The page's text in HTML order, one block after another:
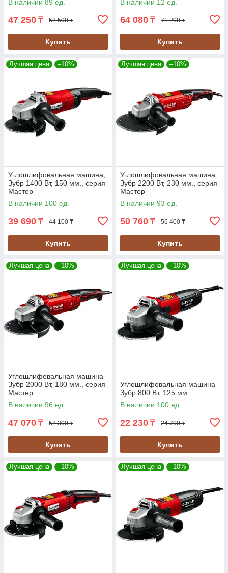
В наличии 89 ед.
47 250 ₸ 52 500 ₸
Купить
В наличии 12 ед.
64 080 ₸ 71 200 ₸
Купить
Лучшая цена –10%
Углошлифовальная машина,
Зубр 1400 Вт, 150 мм., серия
Мастер
В наличии 100 ед.
39 690 ₸ 44 100 ₸
Купить
Лучшая цена –10%
Углошлифовальная машина
Зубр 2200 Вт, 230 мм., серия
Мастер
В наличии 93 ед.
50 760 ₸ 56 400 ₸
Купить
Лучшая цена –10%
Углошлифовальная машина
Зубр 2000 Вт, 180 мм., серия
Мастер
В наличии 96 ед.
47 070 ₸ 52 300 ₸
Купить
Лучшая цена –10%
Углошлифовальная машина
Зубр 800 Вт, 125 мм.
В наличии 100 ед.
22 230 ₸ 24 700 ₸
Купить
Лучшая цена –10% Лучшая цена –10%